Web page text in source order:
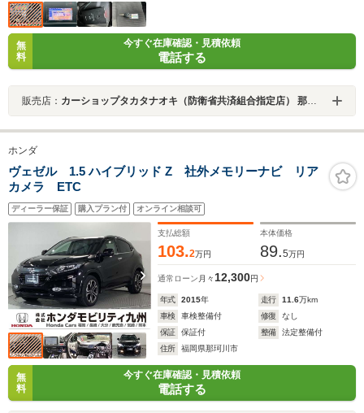
無
料
今すぐ在庫確認・見積依頼
電話する
販売店： カーショップタカタナオキ（防衛省共済組合指定店） 那珂川店
ホンダ
ヴェゼル 1.5 ハイブリッド Z 社外メモリーナビ リア
カメラ ETC
ディーラー保証 購入プラン付 オンライン相談可
支払総額
103.2万円
本体価格
89.5万円
通常ローン 月々12,300円
年式 2015年 走行 11.6万km
車検
車検整備付 修復
なし
保証
保証付 整備
法定整備付
住所
福岡県那珂川市
無
料
今すぐ在庫確認・見積依頼
電話する